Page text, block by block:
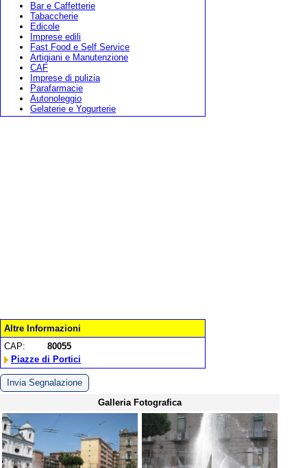
Bar e Caffetterie
Tabaccherie
Edicole
Imprese edili
Fast Food e Self Service
Artigiani e Manutenzione
CAF
Imprese di pulizia
Parafarmacie
Autonoleggio
Gelaterie e Yogurterie
Altre Informazioni
CAP:
80055
Piazze di Portici
Invia Segnalazione
Galleria Fotografica